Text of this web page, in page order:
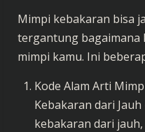
Mimpi kebakaran bisa
tergantung bagaimana
mimpi kamu. Ini
Kode Alam Arti
Kebakaran dari
kebakaran dari